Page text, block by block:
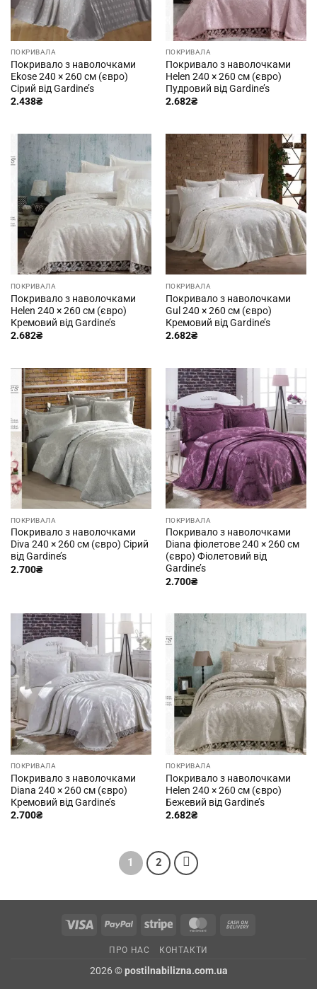
ПОКРИВАЛА
Покривало з наволочками
Ekose 240 × 260 см (євро)
Сірий від Gardine’s
2.438₴
ПОКРИВАЛА
Покривало з наволочками
Helen 240 × 260 см (євро)
Пудровий від Gardine’s
2.682₴
ПОКРИВАЛА
Покривало з наволочками
Helen 240 × 260 см (євро)
Кремовий від Gardine’s
2.682₴
ПОКРИВАЛА
Покривало з наволочками
Gul 240 × 260 см (євро)
Кремовий від Gardine’s
2.682₴
ПОКРИВАЛА
Покривало з наволочками
Diva 240 × 260 см (євро) Сірий
від Gardine’s
2.700₴
ПОКРИВАЛА
Покривало з наволочками
Diana фіолетове 240 × 260 см
(євро) Фіолетовий від
Gardine’s
2.700₴
ПОКРИВАЛА
Покривало з наволочками
Diana 240 × 260 см (євро)
Кремовий від Gardine’s
2.700₴
ПОКРИВАЛА
Покривало з наволочками
Helen 240 × 260 см (євро)
Бежевий від Gardine’s
2.682₴
1 2
Visa PayPal Stripe MasterCard
ПРО НАС КОНТАКТИ
2026 ©postilnabilizna.com.ua